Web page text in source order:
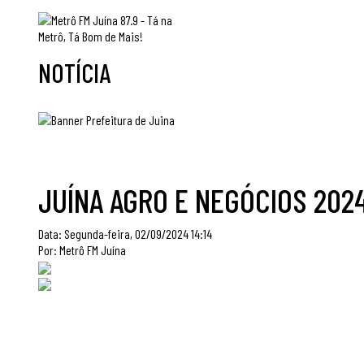
NOTÍCIA
JUÍNA AGRO E NEGÓCIOS
Data: Segunda-feira, 02/09/2024 14:14
Por: Metrô FM Juína